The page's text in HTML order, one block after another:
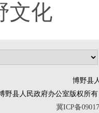
文化
博野县
县人民政府办公室版权所有
冀ICP备